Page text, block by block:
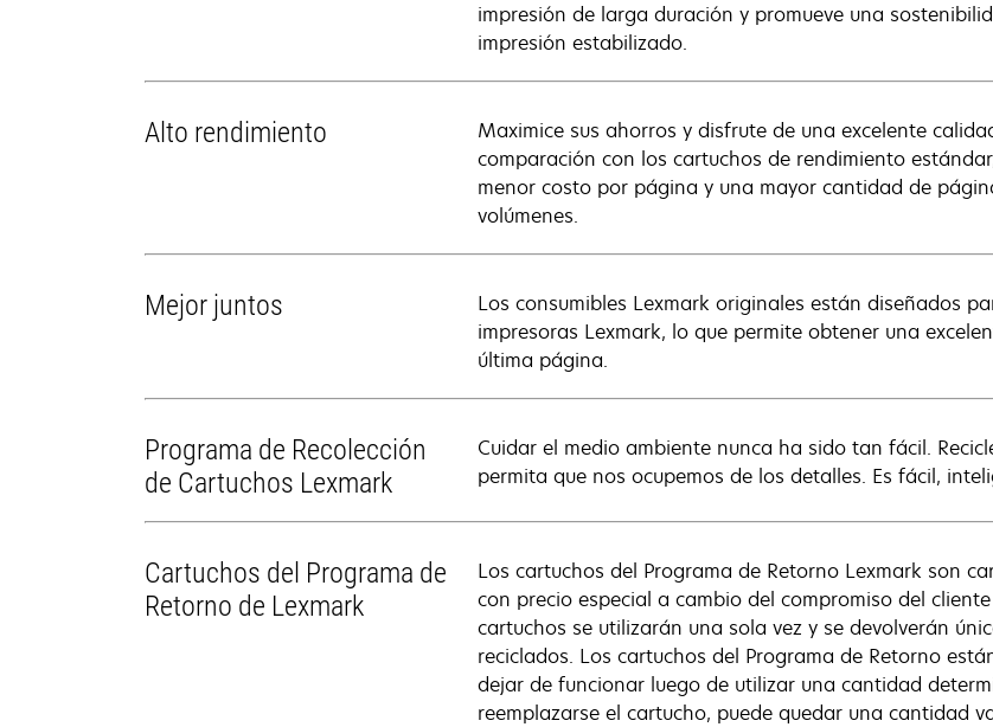
impresión de larga duración y promueve una
impresión estabilizado.
Alto rendimiento
Maximice sus ahorros y disfrute de una excelente
comparación con los cartuchos de rendimiento
menor costo por página y una mayor cantidad de
volúmenes.
Mejor juntos
Los consumibles Lexmark originales están diseñados
impresoras Lexmark, lo que permite obtener una
última página.
Programa de Recolección
de Cartuchos Lexmark
Cuidar el medio ambiente nunca ha sido tan fácil.
permita que nos ocupemos de los detalles. Es fácil,
Cartuchos del Programa de
Retorno de Lexmark
Los cartuchos del Programa de Retorno Lexmark son
con precio especial a cambio del compromiso del
cartuchos se utilizarán una sola vez y se devolverán
reciclados. Los cartuchos del Programa de Retorno
dejar de funcionar luego de utilizar una cantidad
reemplazarse el cartucho, puede quedar una cantidad